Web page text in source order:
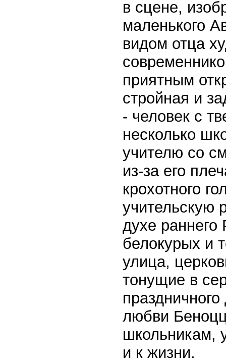
в сцене,
маленького
видом отца
приятным
стройная и
- человек с
несколько
учителю со
из-за его
крохотного
учительскую
духе
белокурых и
улица,
тонущие в
любви
школьникам,
и к жизни.